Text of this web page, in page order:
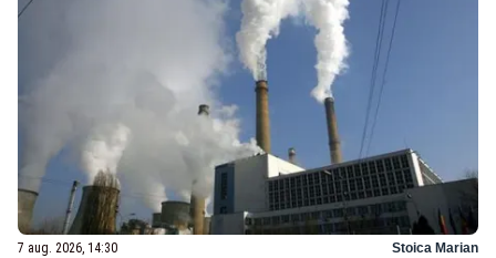
7 aug. 2026, 14:30 Stoica Marian